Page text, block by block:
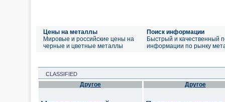
Цены на металлы
Мировые и российские цены на
черные и цветные металлы
Поиск информации
Быстрый и качественный
информации по рынку
CLASSIFIED
Другое Другое